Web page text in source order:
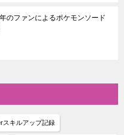
のファンによるポケモンソード
スキルアップ記録